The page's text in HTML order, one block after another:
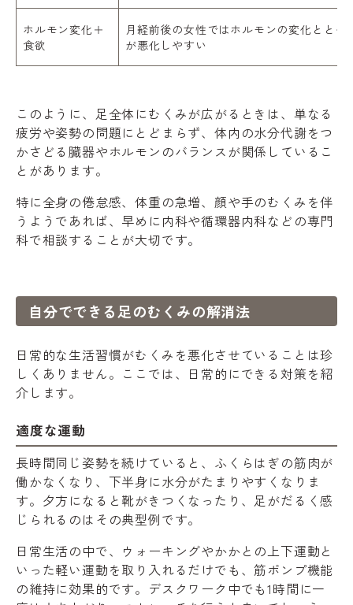
ホルモン変化＋
食欲
月経前後の女性ではホルモンの変化とと
が悪化しやすい
このように、足全体にむくみが広がるときは、単なる
疲労や姿勢の問題にとどまらず、体内の水分代謝をつ
かさどる臓器やホルモンのバランスが関係しているこ
とがあります。
特に全身の倦怠感、体重の急増、顔や手のむくみを伴
うようであれば、早めに内科や循環器内科などの専門
科で相談することが大切です。
自分でできる足のむくみの解消法
日常的な生活習慣がむくみを悪化させていることは珍
しくありません。ここでは、日常的にできる対策を紹
介します。
適度な運動
長時間同じ姿勢を続けていると、ふくらはぎの筋肉が
働かなくなり、下半身に水分がたまりやすくなりま
す。夕方になると靴がきつくなったり、足がだるく感
じられるのはその典型例です。
日常生活の中で、ウォーキングやかかとの上下運動と
いった軽い運動を取り入れるだけでも、筋ポンプ機能
の維持に効果的です。デスクワーク中でも1時間に一